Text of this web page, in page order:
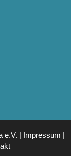
e.V. | Impressum |